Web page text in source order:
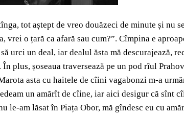
tot aștept de vreo douăzeci de minute și nu
o țară ca afară sau cum?”. Cîmpina e
un deal, iar dealul ăsta mă descurajează,
plus, șoseaua traversează pe un pod rîul
asta cu haitele de cîini vagabonzi m-a
un amărît de cîine, iar aici desigur că sînt
le-am lăsat în Piața Obor, mă gîndesc eu cu